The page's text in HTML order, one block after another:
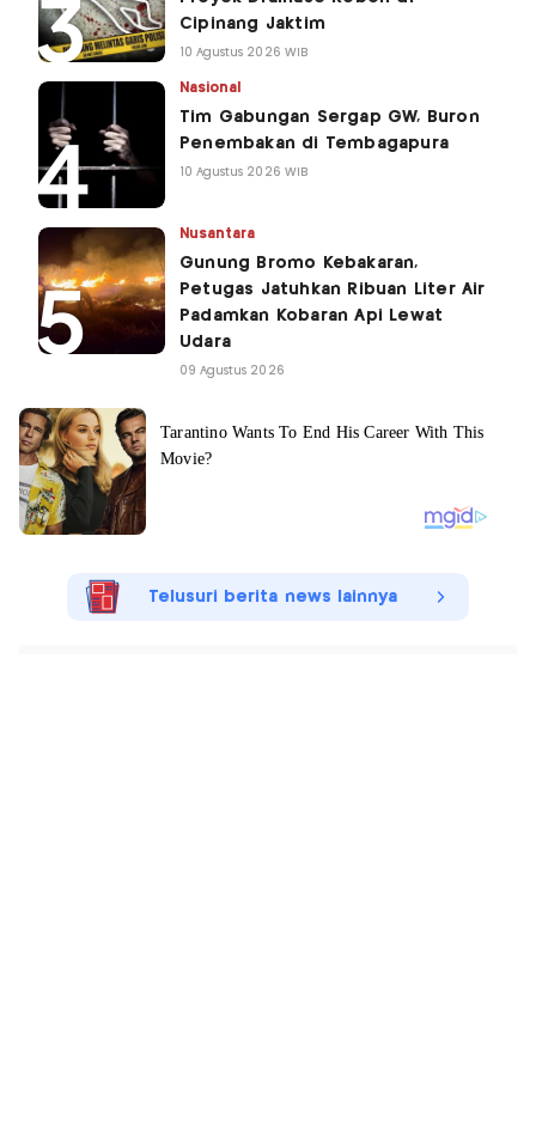
Cipinang Jaktim
10 Agustus 2026 WIB
Nasional
Tim Gabungan Sergap GW, Buron
Penembakan di Tembagapura
10 Agustus 2026 WIB
Nusantara
Gunung Bromo Kebakaran,
Petugas Jatuhkan Ribuan Liter Air
Padamkan Kobaran Api Lewat
Udara
09 Agustus 2026
Telusuri berita news lainnya